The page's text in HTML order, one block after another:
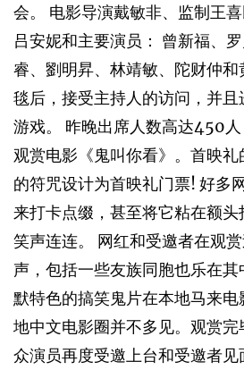
会。 电影导演戴敏非、监制王
吕安妮和主要演员： 曾新福、
睿、劉明昇、林靖敏、陀财仲
毯后，接受主持人的访问，并
游戏。 昨晚出席人数高达450
观赏电影《鬼叫你看》。首映
的符咒设计为首映礼门票! 好多
来打卡点缀，甚至将它粘在额头
笑声连连。 网红和受邀者在观
声，包括一些友族同胞也乐在
默特色的搞笑鬼片在本地马来
地中文电影圈并不多见。观赏
众演员再度受邀上台和受邀者